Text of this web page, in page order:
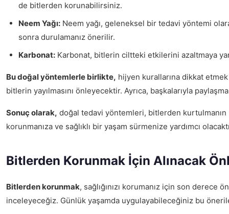
de bitlerden korunabilirsiniz.
Neem Yağı: Neem yağı, geleneksel bir tedavi yöntemi
sonra durulamanız önerilir.
Karbonat: Karbonat, bitlerin ciltteki etkilerini azaltmaya
Bu doğal yöntemlerle birlikte, hijyen kurallarına dikkat
bitlerin yayılmasını önleyecektir. Ayrıca, başkalarıyla
Sonuç olarak, doğal tedavi yöntemleri, bitlerden
korunmanıza ve sağlıklı bir yaşam sürmenize yardımcı
Bitlerden Korunmak İçin Alınacak
Bitlerden korunmak, sağlığınızı korumanız için son
inceleyeceğiz. Günlük yaşamda uygulayabileceğiniz bu